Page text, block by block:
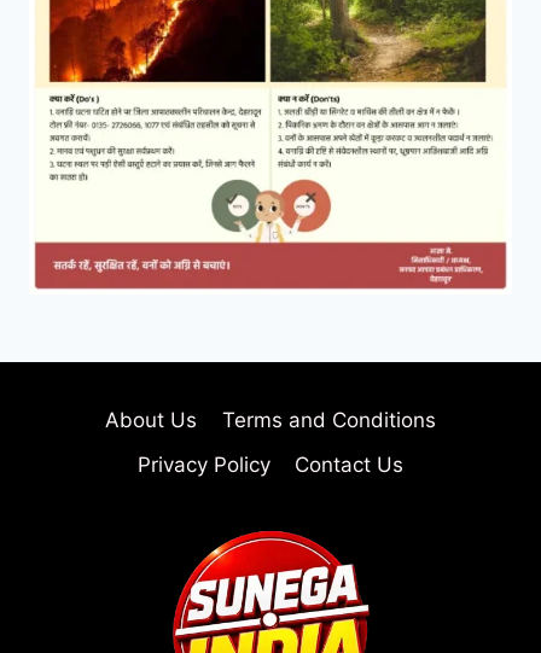
About Us
Terms and Conditions
Privacy Policy
Contact Us